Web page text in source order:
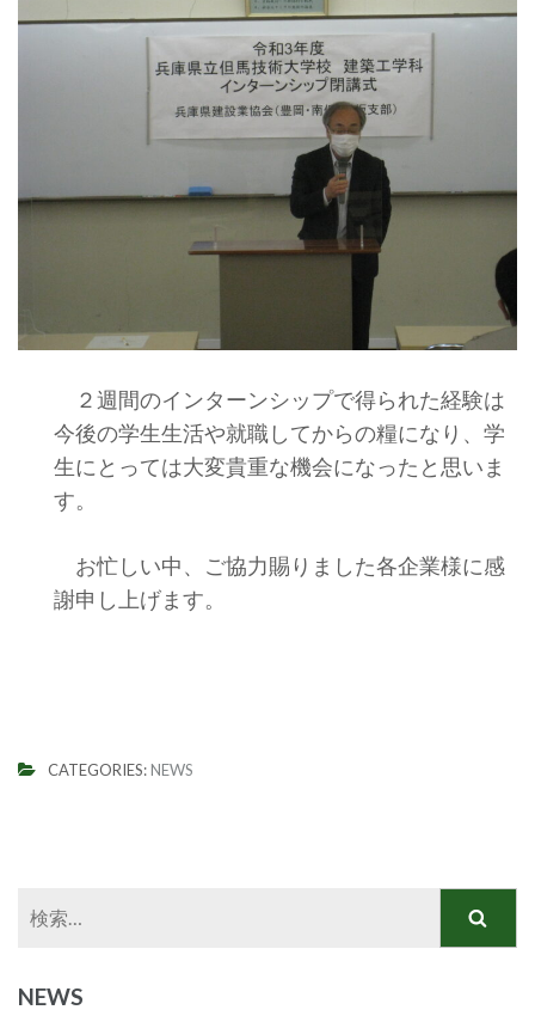
２週間のインターンシップで得られた経験は
今後の学生生活や就職してからの糧になり、学
生にとっては大変貴重な機会になったと思いま
す。
お忙しい中、ご協力賜りました各企業様に感
謝申し上げます。
CATEGORIES:NEWS
NEWS